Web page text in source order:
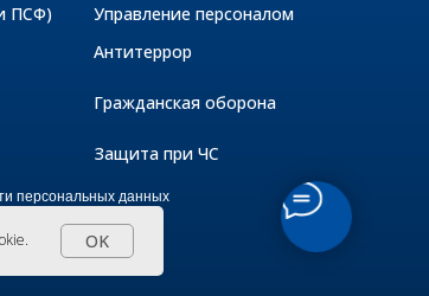
Антитеррор
Гражданская оборона
Защита при ЧС
Управление персоналом
ПСФ)
персональных данных
файлов Cookie
. OK